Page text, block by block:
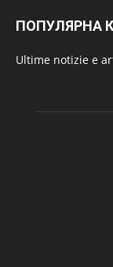
ПОПУЛЯРНА
Ultime notizie e